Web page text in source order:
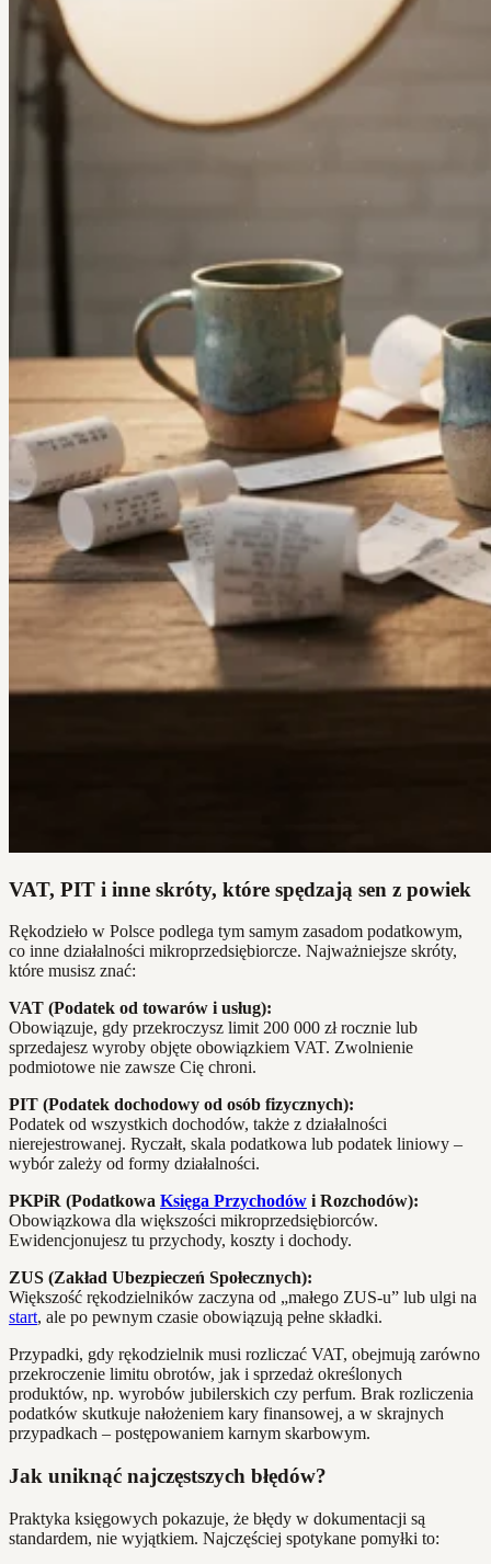
VAT, PIT i inne skróty, które spędzają sen z powiek
Rękodzieło w Polsce podlega tym samym zasadom podatkowym,
co inne działalności mikroprzedsiębiorcze. Najważniejsze skróty,
które musisz znać:
VAT (Podatek od towarów i usług):
Obowiązuje, gdy przekroczysz limit 200 000 zł rocznie lub
sprzedajesz wyroby objęte obowiązkiem VAT. Zwolnienie
podmiotowe nie zawsze Cię chroni.
PIT (Podatek dochodowy od osób fizycznych):
Podatek od wszystkich dochodów, także z działalności
nierejestrowanej. Ryczałt, skala podatkowa lub podatek liniowy –
wybór zależy od formy działalności.
PKPiR (Podatkowa Księga Przychodów i Rozchodów):
Obowiązkowa dla większości mikroprzedsiębiorców.
Ewidencjonujesz tu przychody, koszty i dochody.
ZUS (Zakład Ubezpieczeń Społecznych):
Większość rękodzielników zaczyna od „małego ZUS-u” lub ulgi na
start, ale po pewnym czasie obowiązują pełne składki.
Przypadki, gdy rękodzielnik musi rozliczać VAT, obejmują zarówno
przekroczenie limitu obrotów, jak i sprzedaż określonych
produktów, np. wyrobów jubilerskich czy perfum. Brak rozliczenia
podatków skutkuje nałożeniem kary finansowej, a w skrajnych
przypadkach – postępowaniem karnym skarbowym.
Jak uniknąć najczęstszych błędów?
Praktyka księgowych pokazuje, że błędy w dokumentacji są
standardem, nie wyjątkiem. Najczęściej spotykane pomyłki to: